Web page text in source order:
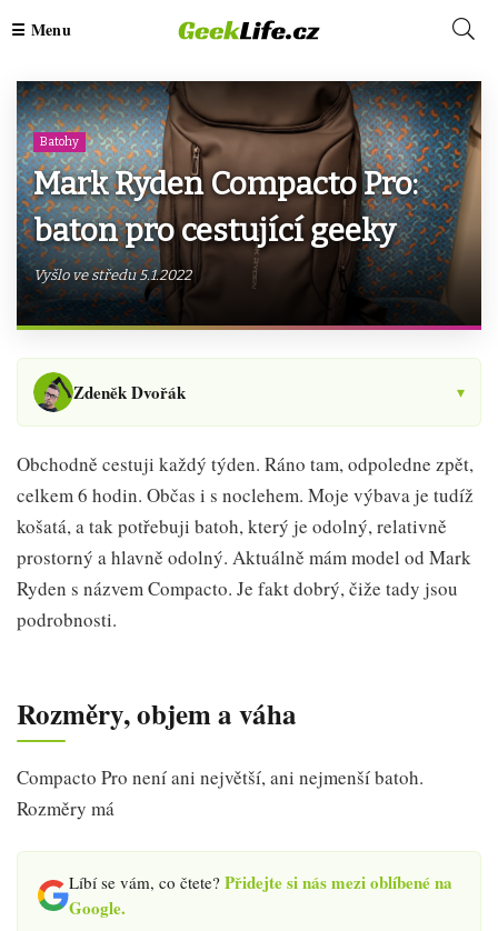
Batohy
Mark Ryden Compacto Pro:
baton pro cestující geeky
Vyšlo ve středu 5.1.2022
Zdeněk Dvořák ▾
Obchodně cestuji každý týden. Ráno tam, odpoledne zpět,
celkem 6 hodin. Občas i s noclehem. Moje výbava je tudíž
košatá, a tak potřebuji batoh, který je odolný, relativně
prostorný a hlavně odolný. Aktuálně mám model od Mark
Ryden s názvem Compacto. Je fakt dobrý, čiže tady jsou
podrobnosti.
Rozměry, objem a váha
Compacto Pro není ani největší, ani nejmenší batoh.
Rozměry má
Líbí se vám, co čtete? Přidejte si nás mezi oblíbené na
Google.